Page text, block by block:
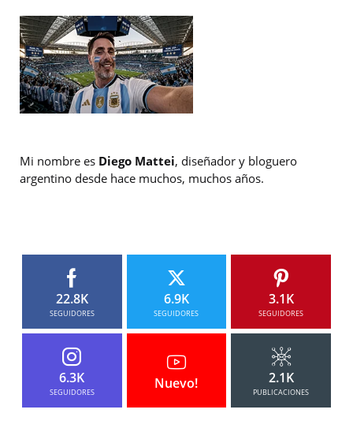
Mi nombre es Diego Mattei, diseñador y bloguero
argentino desde hace muchos, muchos años.
22.8K
SEGUIDORES
6.9K
SEGUIDORES
3.1K
SEGUIDORES
6.3K
SEGUIDORES
Nuevo! 2.1K
PUBLICACIONES